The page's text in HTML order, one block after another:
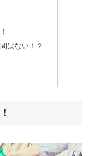
はない！？